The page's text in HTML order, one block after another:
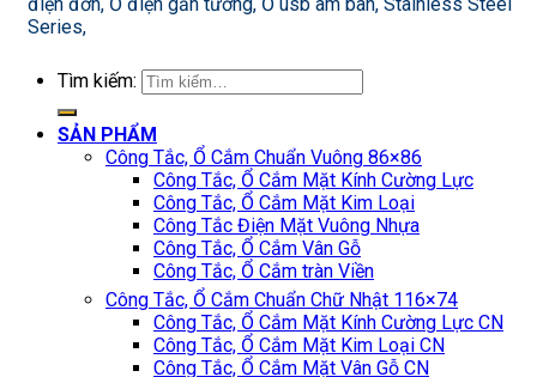
Series,
Tìm kiếm:
SẢN PHẨM
Công Tắc, Ổ Cắm Chuẩn Vuông 86×86
Công Tắc, Ổ Cắm Mặt Kính Cường Lực
Công Tắc, Ổ Cắm Mặt Kim Loại
Công Tắc Điện Mặt Vuông Nhựa
Công Tắc, Ổ Cắm Vân Gỗ
Công Tắc, Ổ Cắm tràn Viền
Công Tắc, Ổ Cắm Chuẩn Chữ Nhật 116×74
Công Tắc, Ổ Cắm Mặt Kính Cường Lực CN
Công Tắc, Ổ Cắm Mặt Kim Loại CN
Công Tắc, Ổ Cắm Mặt Vân Gỗ CN